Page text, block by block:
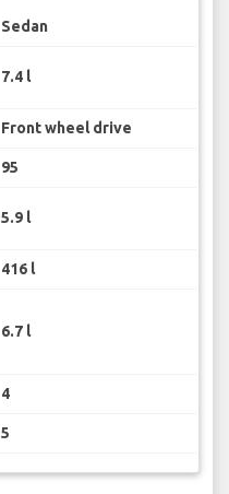
Sedan
7.4 l
Front wheel drive
95
5.9 l
416 l
6.7 l
4
5